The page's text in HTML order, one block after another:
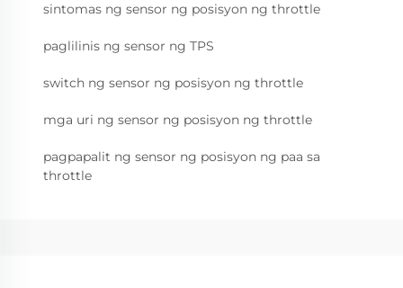
sintomas ng sensor ng posisyon ng throttle
paglilinis ng sensor ng TPS
switch ng sensor ng posisyon ng throttle
mga uri ng sensor ng posisyon ng throttle
pagpapalit ng sensor ng posisyon ng paa sa
throttle